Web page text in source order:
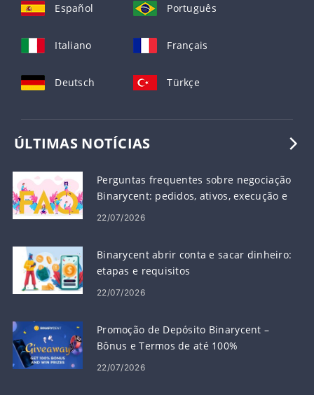
Español Português
Italiano Français
Deutsch Türkçe
ÚLTIMAS NOTÍCIAS
Perguntas frequentes sobre negociação
Binarycent: pedidos, ativos, execução e
risco
22/07/2026
Binarycent abrir conta e sacar dinheiro:
etapas e requisitos
22/07/2026
Promoção de Depósito Binarycent – ​​
Bônus e Termos de até 100%
22/07/2026